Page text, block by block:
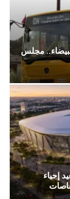
مجلس
إحياء